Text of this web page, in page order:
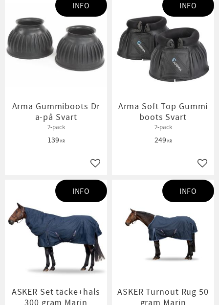
Arma Gummiboots Dr
a-på Svart
2-pack
139KR
Lägg till i favoriter
INFO
Arma Soft Top Gummi
boots Svart
2-pack
249KR
INFO
ASKER Set täcke+hals
300 gram Marin
INFO
ASKER Turnout Rug 50
gram Marin
INFO